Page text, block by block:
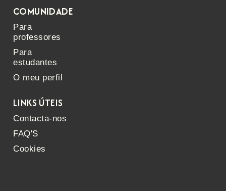
COMUNIDADE
Para
professores
Para
estudantes
O meu perfil
LINKS ÚTEIS
Contacta-nos
FAQ'S
Cookies